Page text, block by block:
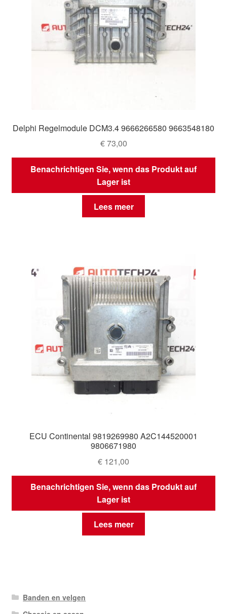
Delphi Regelmodule DCM3.4 9666266580 9663548180
€73,00
Benachrichtigen Sie, wenn das Produkt auf
Lager ist
Lees meer
ECU Continental 9819269980 A2C144520001
9806671980
€ 121,00
Benachrichtigen Sie, wenn das Produkt auf
Lager ist
Lees meer
Banden en velgen